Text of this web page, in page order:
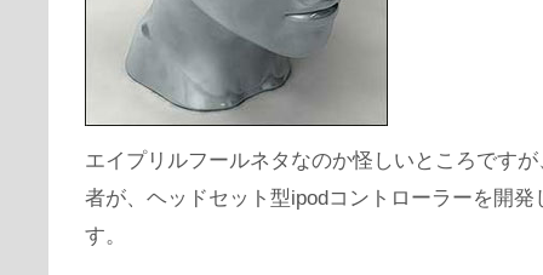
エイプリルフールネタなのか怪しいところです
者が、ヘッドセット型ipodコントローラーを開発
す。